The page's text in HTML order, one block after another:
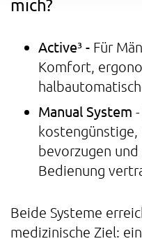
mich?
Active³ - Für
Komfort,
Manual System
bevorzugen
Bedienung
Beide Systeme
medizinische Ziel: